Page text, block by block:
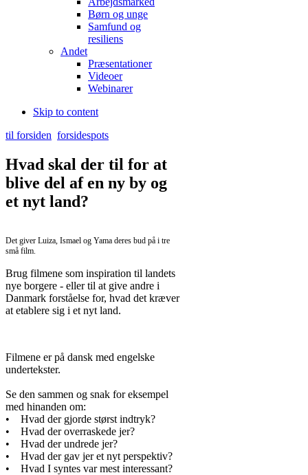
Børn og unge
Samfund og
resiliens
Andet
Præsentationer
Videoer
Webinarer
Skip to content
til forsiden forsidespots
Hvad skal der til for at
blive del af en ny by og
et nyt land?
Det giver Luiza, Ismael og Yama deres bud på i tre
små film.
Brug filmene som inspiration til landets
nye borgere - eller til at give andre i
Danmark forståelse for, hvad det kræver
at etablere sig i et nyt land.
Filmene er på dansk med engelske
undertekster.
Se den sammen og snak for eksempel
med hinanden om:
• Hvad der gjorde størst indtryk?
• Hvad der overraskede jer?
• Hvad der undrede jer?
• Hvad der gav jer et nyt perspektiv?
• Hvad I syntes var mest interessant?